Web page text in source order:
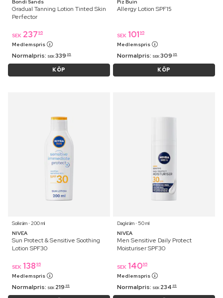
Bondi Sands
Gradual Tanning Lotion Tinted Skin
Perfector
SEK 237 95
Medlemspris
Normalpris: SEK 339 95
KÖP
Piz Buin
Allergy Lotion SPF15
SEK 101 95
Medlemspris
Normalpris: SEK 309 95
KÖP
Solkräm ⋅ 200 ml
NIVEA
Sun Protect & Sensitive Soothing
Lotion SPF30
SEK 138 95
Medlemspris
Normalpris: SEK 219 95
Dagkräm ⋅ 50 ml
NIVEA
Men Sensitive Daily Protect
Moisturiser SPF30
SEK 14095
Medlemspris
Normalpris: SEK 234 95